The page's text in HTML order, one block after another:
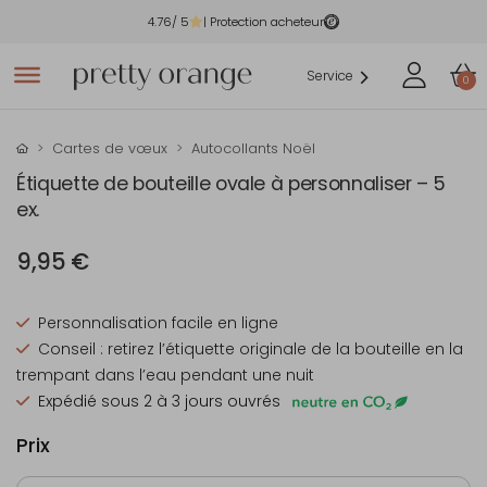
4.76/ 5 | Protection acheteur
Service 0
Cartes de vœux Autocollants Noël
Étiquette de bouteille ovale à personnaliser – 5
ex.
9,95 €
Personnalisation facile en ligne
Conseil : retirez l’étiquette originale de la bouteille en la
trempant dans l’eau pendant une nuit
Expédié sous 2 à 3 jours ouvrés
Prix